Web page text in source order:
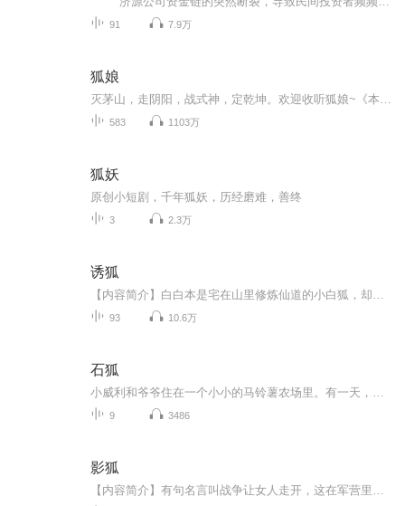
91 7.9万
狐娘
583 1103万
狐妖
原创小短剧，千年狐妖，历经磨难，善终
3 2.3万
诱狐
93 10.6万
石狐
9 3486
影狐